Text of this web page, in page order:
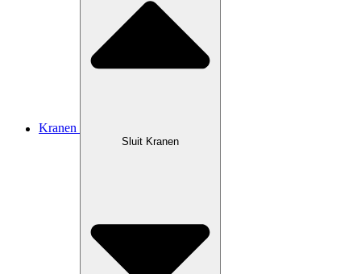
Kranen
Sluit Kranen